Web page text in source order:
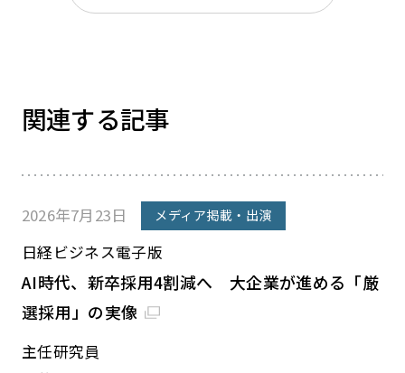
関連する記事
2026年7月23日 メディア掲載・出演
日経ビジネス電子版
AI時代、新卒採用4割減へ 大企業が進める「厳
選採用」の実像
主任研究員